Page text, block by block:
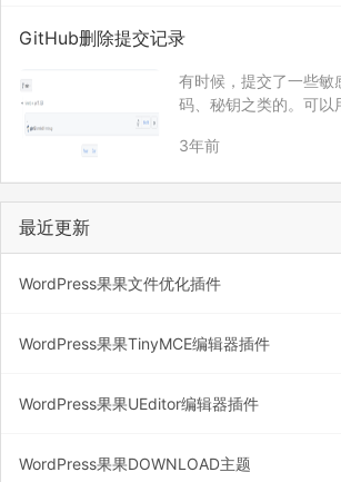
GitHub删除提交记录
有时候，提交了一些敏
码、秘钥之类的。可以
t –orphan
3年前
最近更新
WordPress果果文件优化插件
WordPress果果TinyMCE编辑器插件
WordPress果果UEditor编辑器插件
WordPress果果DOWNLOAD主题